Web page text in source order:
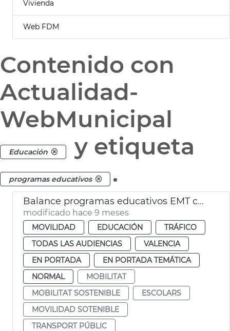
Vivienda
Web FDM
Contenido con
Actualidad-
WebMunicipal
Educación y etiqueta
programas educativos .
Balance programas educativos EMT curso 2024-25
modificado hace 9 meses
MOVILIDAD EDUCACIÓN
TRÁFICO
TODAS LAS AUDIENCIAS
VALENCIA
EN PORTADA
EN PORTADA TEMÁTICA
NORMAL
MOBILITAT
MOBILITAT SOSTENIBLE
ESCOLARS
MOVILIDAD SOTENIBLE
TRANSPORT PÚBLIC